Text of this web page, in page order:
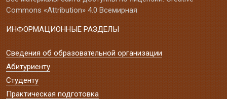
Commons «Attribution» 4.0 Всемирная
ИНФОРМАЦИОННЫЕ РАЗДЕЛЫ
Сведения об образовательной организации
Абитуриенту
Студенту
Практическая подготовка